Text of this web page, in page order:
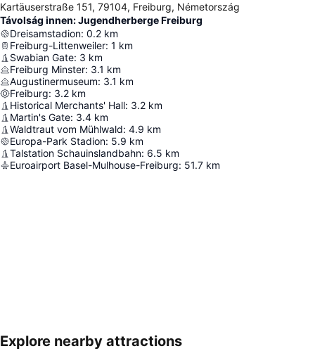
Kartäuserstraße 151, 79104, Freiburg, Németország
Távolság innen: Jugendherberge Freiburg
Dreisamstadion: 0.2 km
Freiburg-Littenweiler: 1 km
Swabian Gate: 3 km
Freiburg Minster: 3.1 km
Augustinermuseum: 3.1 km
Freiburg: 3.2 km
Historical Merchants' Hall: 3.2 km
Martin's Gate: 3.4 km
Waldtraut vom Mühlwald: 4.9 km
Europa-Park Stadion: 5.9 km
Talstation Schauinslandbahn: 6.5 km
Euroairport Basel-Mulhouse-Freiburg: 51.7 km
Nagy méretű térkép
Explore nearby attractions